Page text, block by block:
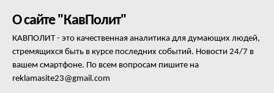
О сайте "КавПолит"
КАВПОЛИТ - это качественная аналитика для думающих людей,
стремящихся быть в курсе последних событий. Новости 24/7 в
вашем смартфоне. По всем вопросам пишите на
reklamasite23@gmail.com